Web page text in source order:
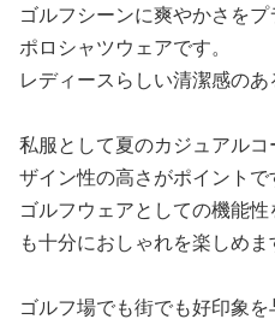
ゴルフシーンに爽やかさを
ポロシャツウェアです。
レディースらしい清潔感のあ
私服として夏のカジュアル
ザイン性の高さがポイントで
ゴルフウェアとしての機能
も十分におしゃれを楽しめま
ゴルフ場でも街でも好印象